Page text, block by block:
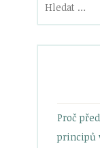
Proč
principů